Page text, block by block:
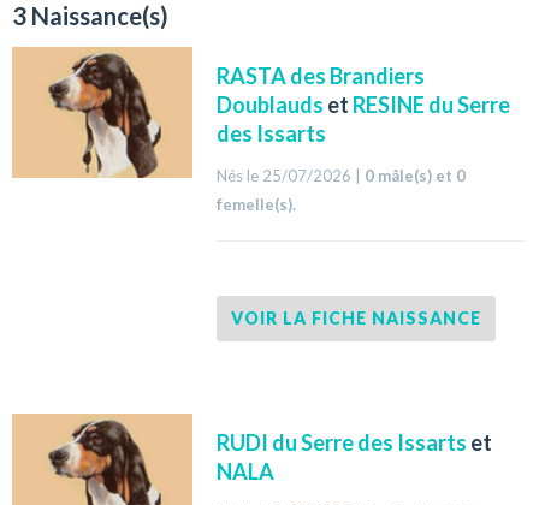
3 Naissance(s)
RASTA des Brandiers
Doublauds et RESINE du Serre
des Issarts
Nés le 25/07/2026 | 0 mâle(s) et 0
femelle(s).
VOIR LA FICHE NAISSANCE
RUDI du Serre des Issarts et
NALA